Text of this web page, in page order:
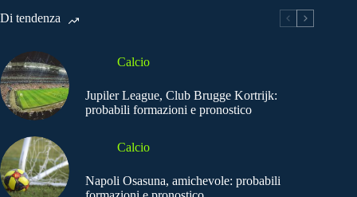
Di tendenza
Calcio
Jupiler League, Club Brugge Kortrijk:
probabili formazioni e pronostico
Calcio
Napoli Osasuna, amichevole: probabili